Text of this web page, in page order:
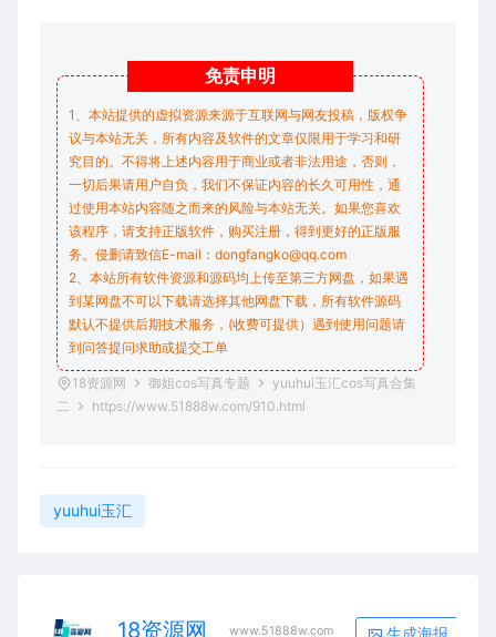
免责申明
1、本站提供的虚拟资源来源于互联网与网友投稿，版权争
议与本站无关，所有内容及软件的文章仅限用于学习和研
究目的。不得将上述内容用于商业或者非法用途，否则，
一切后果请用户自负，我们不保证内容的长久可用性，通
过使用本站内容随之而来的风险与本站无关。如果您喜欢
该程序，请支持正版软件，购买注册，得到更好的正版服
务。侵删请致信E-mail：dongfangko@qq.com
2、本站所有软件资源和源码均上传至第三方网盘，如果遇
到某网盘不可以下载请选择其他网盘下载，所有软件源码
默认不提供后期技术服务，(收费可提供）遇到使用问题请
到问答提问求助或提交工单
18资源网 御姐cos写真专题
yuuhui玉汇cos写真合集
二
https://www.51888w.com/910.html
yuuhui玉汇
18资源网 www.51888w.com 生成海报